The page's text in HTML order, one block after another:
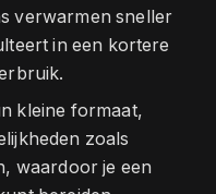
verwarmen sneller
in een kortere
kleine formaat,
zoals
waardoor je een